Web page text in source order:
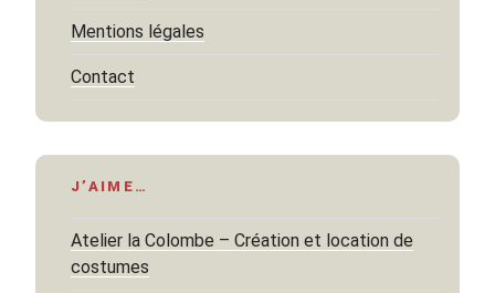
Mentions légales
Contact
J’AIME…
Atelier la Colombe – Création et location de
costumes